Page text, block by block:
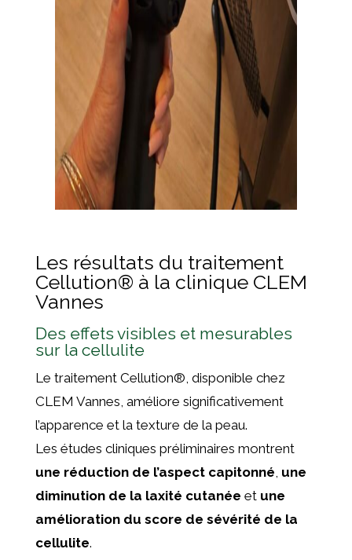
Les résultats du traitement
Cellution® à la clinique CLEM
Vannes
Des effets visibles et mesurables
sur la cellulite
Le traitement Cellution® , disponible chez
CLEM Vannes, améliore significativement
l’apparence et la texture de la peau.
Les études cliniques préliminaires montrent
une réduction de l’aspect capitonné une
diminution de la laxité cutanée et une
amélioration du score de sévérité de la
cellulite.